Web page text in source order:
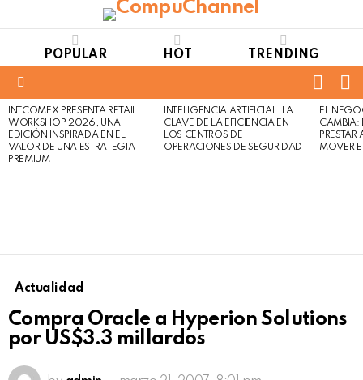
POPULAR HOT TRENDING
LATEST
STORIES
INTCOMEX PRESENTA RETAIL
WORKSHOP 2026, UNA
EDICIÓN INSPIRADA EN EL
VALOR DE UNA ESTRATEGIA
PREMIUM
INTELIGENCIA ARTIFICIAL: LA
CLAVE DE LA EFICIENCIA EN
LOS CENTROS DE
OPERACIONES DE SEGURIDAD
EL
CAMBIA:
MOVER
Actualidad
Compra Oracle a Hyperion Solutions
por US$3.3 millardos